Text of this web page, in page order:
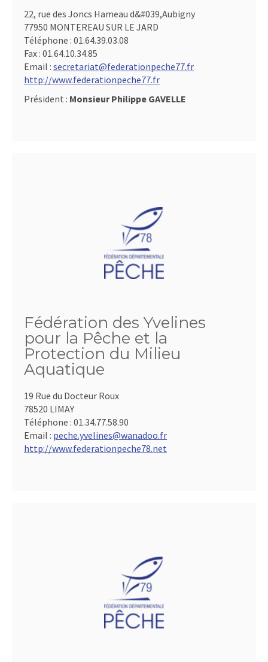
22, rue des Joncs Hameau d&#039,Aubigny
77950 MONTEREAU SUR LE JARD
Téléphone : 01.64.39.03.08
Fax : 01.64.10.34.85
Email : secretariat@federationpeche77.fr
http://www.federationpeche77.fr
Président : Monsieur Philippe GAVELLE
Fédération des Yvelines
pour la Pêche et la
Protection du Milieu
Aquatique
19 Rue du Docteur Roux
78520 LIMAY
Téléphone : 01.34.77.58.90
Email : peche.yvelines@wanadoo.fr
http://www.federationpeche78.net